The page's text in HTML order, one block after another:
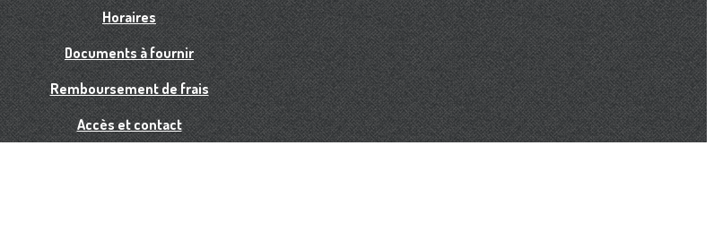
Horaires
Documents à fournir
Remboursement de frais
Accès et contact